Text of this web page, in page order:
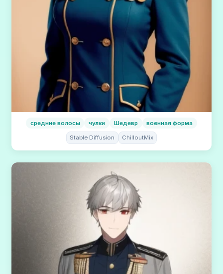
средние волосы чулки Шедевр военная форма
Stable Diffusion ChilloutMix